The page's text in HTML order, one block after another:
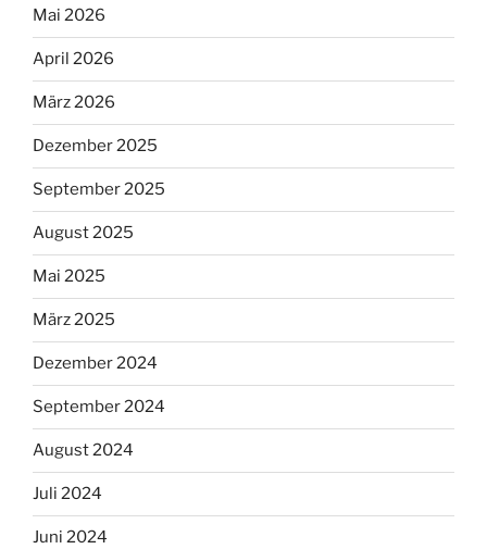
Mai 2026
April 2026
März 2026
Dezember 2025
September 2025
August 2025
Mai 2025
März 2025
Dezember 2024
September 2024
August 2024
Juli 2024
Juni 2024